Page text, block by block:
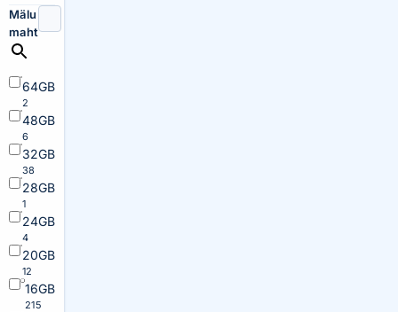
Mälu
maht
64GB
2
48GB
6
32GB
38
28GB
1
24GB
4
20GB
12
16GB
215